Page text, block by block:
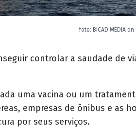
foto: BICAD MEDIA
controlar a saudade de
uma vacina ou um
empresas de ônibus e as
por seus serviços.